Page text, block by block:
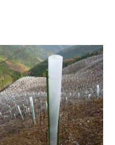
鳥・カラス対策
ブラックバス・
ブルーギル対策